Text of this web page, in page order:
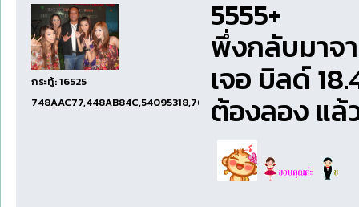
กระทู้: 16525
748AAC77,448AB84C,54095318,7660DAE5,97606B15,47C5E
5555+
พึ่งกลับมาจ
เจอ บิลด์
ต้องลอง แล้